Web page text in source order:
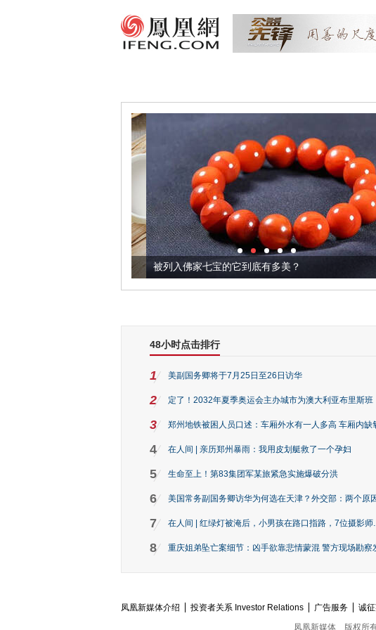
被列入佛家七宝的它到底有多美？
48小时点击排行
1 美副国务卿将于7月25日至26日访华
2 定了！2032年夏季奥运会主办城市为澳大利亚布里斯班
3 郑州地铁被困人员口述：车厢外水有一人多高 车厢内缺
4 在人间 | 亲历郑州暴雨：我用皮划艇救了一个孕妇
5 生命至上！第83集团军某旅紧急实施爆破分洪
6 美国常务副国务卿访华为何选在天津？外交部：两个原
7 在人间 | 红绿灯被淹后，小男孩在路口指路，7位摄影师
8 重庆姐弟坠亡案细节：凶手欲靠悲情蒙混 警方现场勘察
凤凰新媒体介绍 投资者关系 Investor Relations 广告服务 诚
凤凰新媒体
版权所